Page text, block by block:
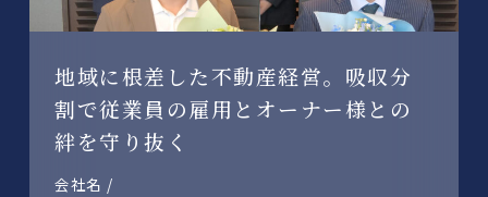
地域に根差した不動産経営。吸収分
割で従業員の雇用とオーナー様との
絆を守り抜く
会社名 /